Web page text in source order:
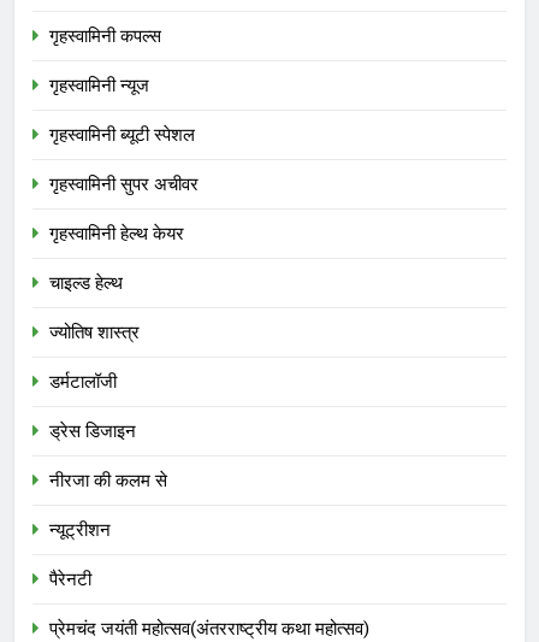
गृहस्वामिनी कपल्स
गृहस्वामिनी न्यूज
गृहस्वामिनी ब्यूटी स्पेशल
गृहस्वामिनी सुपर अचीवर
गृहस्वामिनी हेल्थ केयर
चाइल्ड हेल्थ
ज्योतिष शास्त्र
डर्मटालॉजी
ड्रेस डिजाइन
नीरजा की कलम से
न्यूट्रीशन
पैरेनटी
प्रेमचंद जयंती महोत्सव(अंतरराष्ट्रीय कथा महोत्सव)